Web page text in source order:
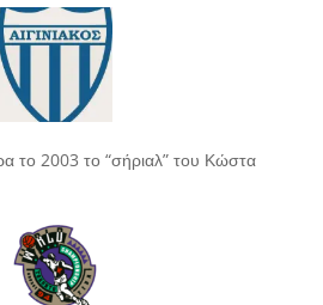
το 2003 το “σήριαλ” του Κώστα